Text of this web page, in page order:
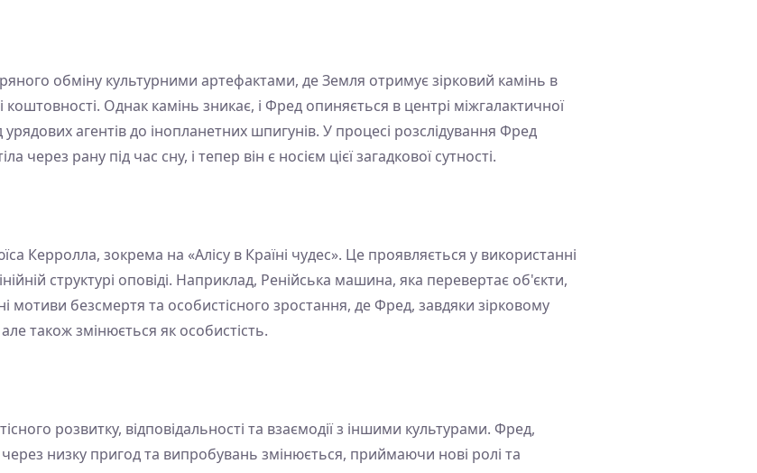
обміну культурними артефактами, де Земля отримує зірковий камінь в
Однак камінь зникає, і Фред опиняється в центрі міжгалактичної
урядових агентів до інопланетних шпигунів. У процесі розслідування Фред
через рану під час сну, і тепер він є носієм цієї загадкової сутності.
Керролла, зокрема на «Алісу в Країні чудес». Це проявляється у використанні
структурі оповіді. Наприклад, Ренійська машина, яка перевертає об'єкти,
мотиви безсмертя та особистісного зростання, де Фред, завдяки зірковому
також змінюється як особистість.
розвитку, відповідальності та взаємодії з іншими культурами. Фред,
низку пригод та випробувань змінюється, приймаючи нові ролі та